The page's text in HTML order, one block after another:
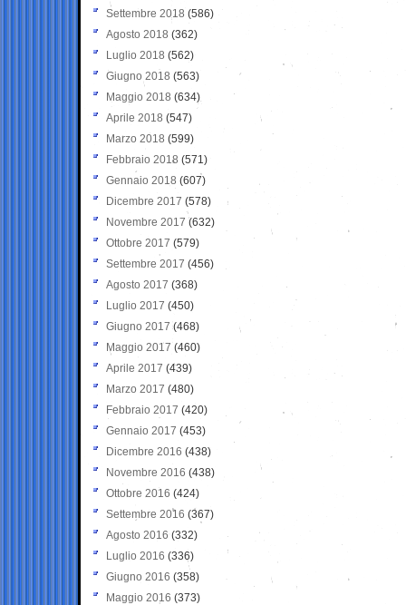
Settembre 2018 (586)
Agosto 2018 (362)
Luglio 2018 (562)
Giugno 2018 (563)
Maggio 2018 (634)
Aprile 2018 (547)
Marzo 2018 (599)
Febbraio 2018 (571)
Gennaio 2018 (607)
Dicembre 2017 (578)
Novembre 2017 (632)
Ottobre 2017 (579)
Settembre 2017 (456)
Agosto 2017 (368)
Luglio 2017 (450)
Giugno 2017 (468)
Maggio 2017 (460)
Aprile 2017 (439)
Marzo 2017 (480)
Febbraio 2017 (420)
Gennaio 2017 (453)
Dicembre 2016 (438)
Novembre 2016 (438)
Ottobre 2016 (424)
Settembre 2016 (367)
Agosto 2016 (332)
Luglio 2016 (336)
Giugno 2016 (358)
Maggio 2016 (373)